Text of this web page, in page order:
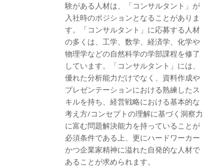
験がある人材は、「コンサルタント」が
入社時のポジションとなることがありま
す。「コンサルタント」に応募する人材
の多くは、工学、数学、経済学、化学や
物理学などの自然科学の学部課程を修了
しています。「コンサルタント」には、
優れた分析能力だけでなく、資料作成や
プレゼンテーションにおける熟練したス
キルを持ち、経営戦略における基本的な
考え方/コンセプトの理解に基づく洞察力
に富む問題解決能力を持っていることが
必須条件である上、更にハードワーカー
かつ企業家精神に溢れた自発的な人材で
あることが求められます。